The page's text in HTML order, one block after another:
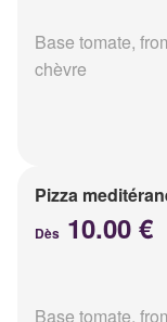
Base tomate,
chèvre
Pizza
Dès 10.00 €
Base tomate,